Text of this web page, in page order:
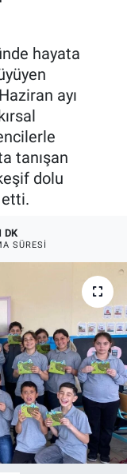
hayata
ayı
tanışan
dolu
DK
SÜRESI